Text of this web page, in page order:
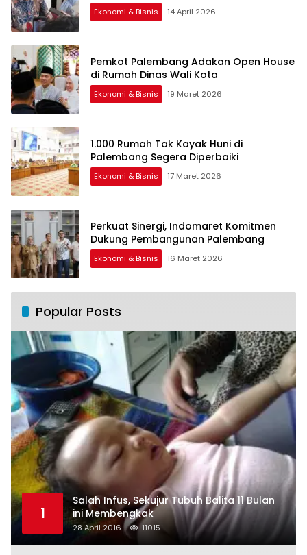
Ekonomi & Bisnis 14 April 2026
Pemkot Palembang Adakan Open House
di Rumah Dinas Wali Kota
Ekonomi & Bisnis 19 Maret 2026
1.000 Rumah Tak Kayak Huni di
Palembang Segera Diperbaiki
Ekonomi & Bisnis 17 Maret 2026
Perkuat Sinergi, Indomaret Komitmen
Dukung Pembangunan Palembang
Ekonomi & Bisnis 16 Maret 2026
Popular Posts
1
Salah Infus, Sekujur Tubuh Balita 11 Bulan
ini Membengkak
28 April 2016 11015